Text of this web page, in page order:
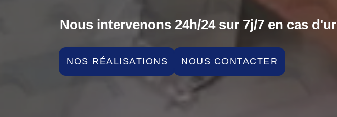
Nous intervenons 24h/24 sur 7j/7 en cas
NOS RÉALISATIONS NOUS CONTACTER